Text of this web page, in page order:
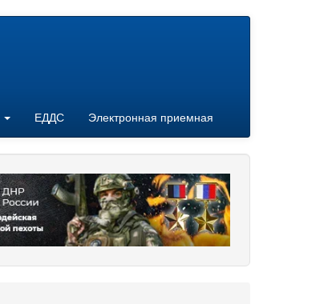
ЕДДС Электронная приемная